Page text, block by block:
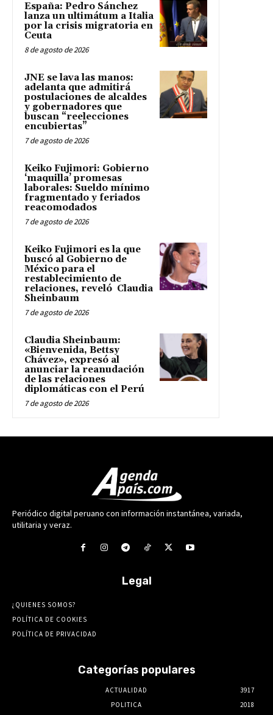
España: Pedro Sánchez
lanza un ultimátum a Italia
por la crisis migratoria en
Ceuta
8 de agosto de 2026
JNE se lava las manos:
adelanta que admitirá
postulaciones de alcaldes
y gobernadores que
buscan “reelecciones
encubiertas”
7 de agosto de 2026
Keiko Fujimori: Gobierno
‘maquilla’ promesas
laborales: Sueldo mínimo
fragmentado y feriados
reacomodados
7 de agosto de 2026
Keiko Fujimori es la que
buscó al Gobierno de
México para el
restablecimiento de
relaciones, reveló Claudia
Sheinbaum
7 de agosto de 2026
Claudia Sheinbaum:
«Bienvenida, Bettsy
Chávez», expresó al
anunciar la reanudación
de las relaciones
diplomáticas con el Perú
7 de agosto de 2026
Periódico digital peruano con información instantánea, variada,
utilitaria y veraz.
Legal
¿QUIENES SOMOS?
POLÍTICA DE COOKIES
POLÍTICA DE PRIVACIDAD
Categorías populares
ACTUALIDAD
3917
POLITICA
2018